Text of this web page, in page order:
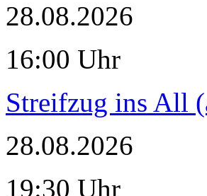
28.08.2026
16:00 Uhr
Streifzug ins All
28.08.2026
19:30 Uhr